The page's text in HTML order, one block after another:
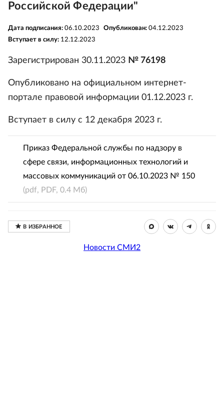
Российской Федерации"
Дата подписания: 06.10.2023 Опубликован: 04.12.2023
Вступает в силу: 12.12.2023
Зарегистрирован 30.11.2023 № 76198
Опубликовано на официальном интернет-
портале правовой информации 01.12.2023 г.
Вступает в силу с 12 декабря 2023 г.
Приказ Федеральной службы по надзору в
сфере связи, информационных технологий и
массовых коммуникаций от 06.10.2023 № 150
(pdf, PDF, 0.4 Мб)
Новости СМИ2